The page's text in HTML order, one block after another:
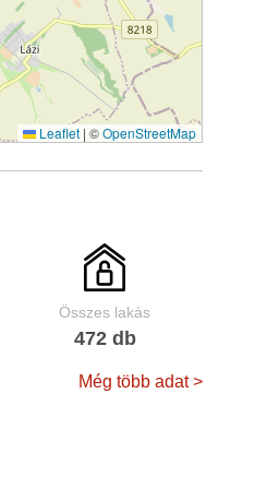
Leaflet | ©OpenStreetMap
Összes lakás
472 db
Még több adat >